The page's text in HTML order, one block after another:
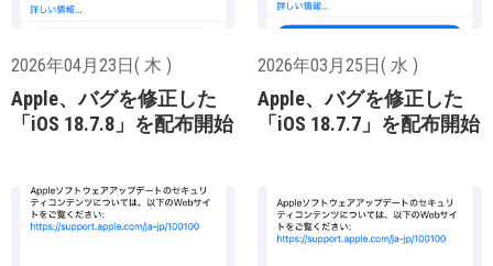
2026年04月23日( 木 )
Apple、バグを修正した
「iOS 18.7.8」を配布開始
2026年03月25日( 水 )
Apple、バグを修正した
「iOS 18.7.7」を配布開始